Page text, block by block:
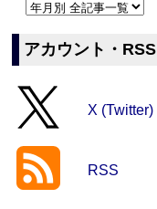
アカウント・RSS
X (Twitter)
RSS